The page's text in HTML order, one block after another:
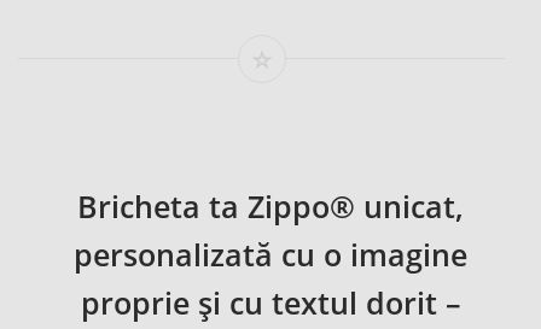
Bricheta ta Zippo® unicat,
personalizată cu o imagine
proprie și cu textul dorit –